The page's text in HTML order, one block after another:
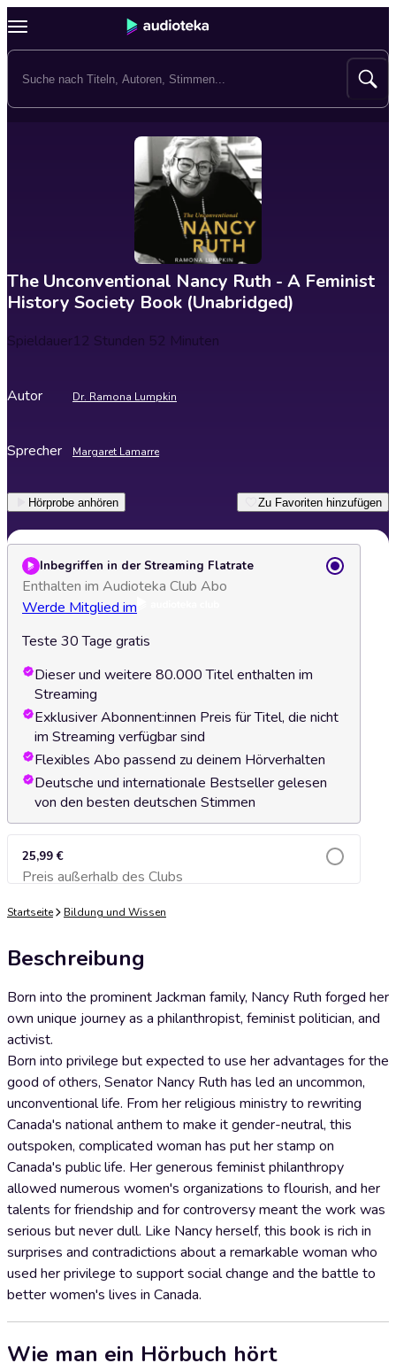
The Unconventional Nancy Ruth - A Feminist
History Society Book (Unabridged)
Spieldauer12 Stunden 52 Minuten
Autor Dr. Ramona Lumpkin
Sprecher Margaret Lamarre
Hörprobe anhören Zu Favoriten hinzufügen
Inbegriffen in der Streaming Flatrate
Enthalten im Audioteka Club Abo
Werde Mitglied im
Teste 30 Tage gratis
Dieser und weitere 80.000 Titel enthalten im
Streaming
Exklusiver Abonnent:innen Preis für Titel, die nicht
im Streaming verfügbar sind
Flexibles Abo passend zu deinem Hörverhalten
Deutsche und internationale Bestseller gelesen
von den besten deutschen Stimmen
25,99 €
Preis außerhalb des ClubsZum Warenkorb hinzufügen
Startseite Bildung und Wissen
Beschreibung
Born into the prominent Jackman family, Nancy Ruth forged her
own unique journey as a philanthropist, feminist politician, and
activist.
Born into privilege but expected to use her advantages for the
good of others, Senator Nancy Ruth has led an uncommon,
unconventional life. From her religious ministry to rewriting
Canada's national anthem to make it gender-neutral, this
outspoken, complicated woman has put her stamp on
Canada's public life. Her generous feminist philanthropy
allowed numerous women's organizations to flourish, and her
talents for friendship and for controversy meant the work was
serious but never dull. Like Nancy herself, this book is rich in
surprises and contradictions about a remarkable woman who
used her privilege to support social change and the battle to
better women's lives in Canada.
Wie man ein Hörbuch hört